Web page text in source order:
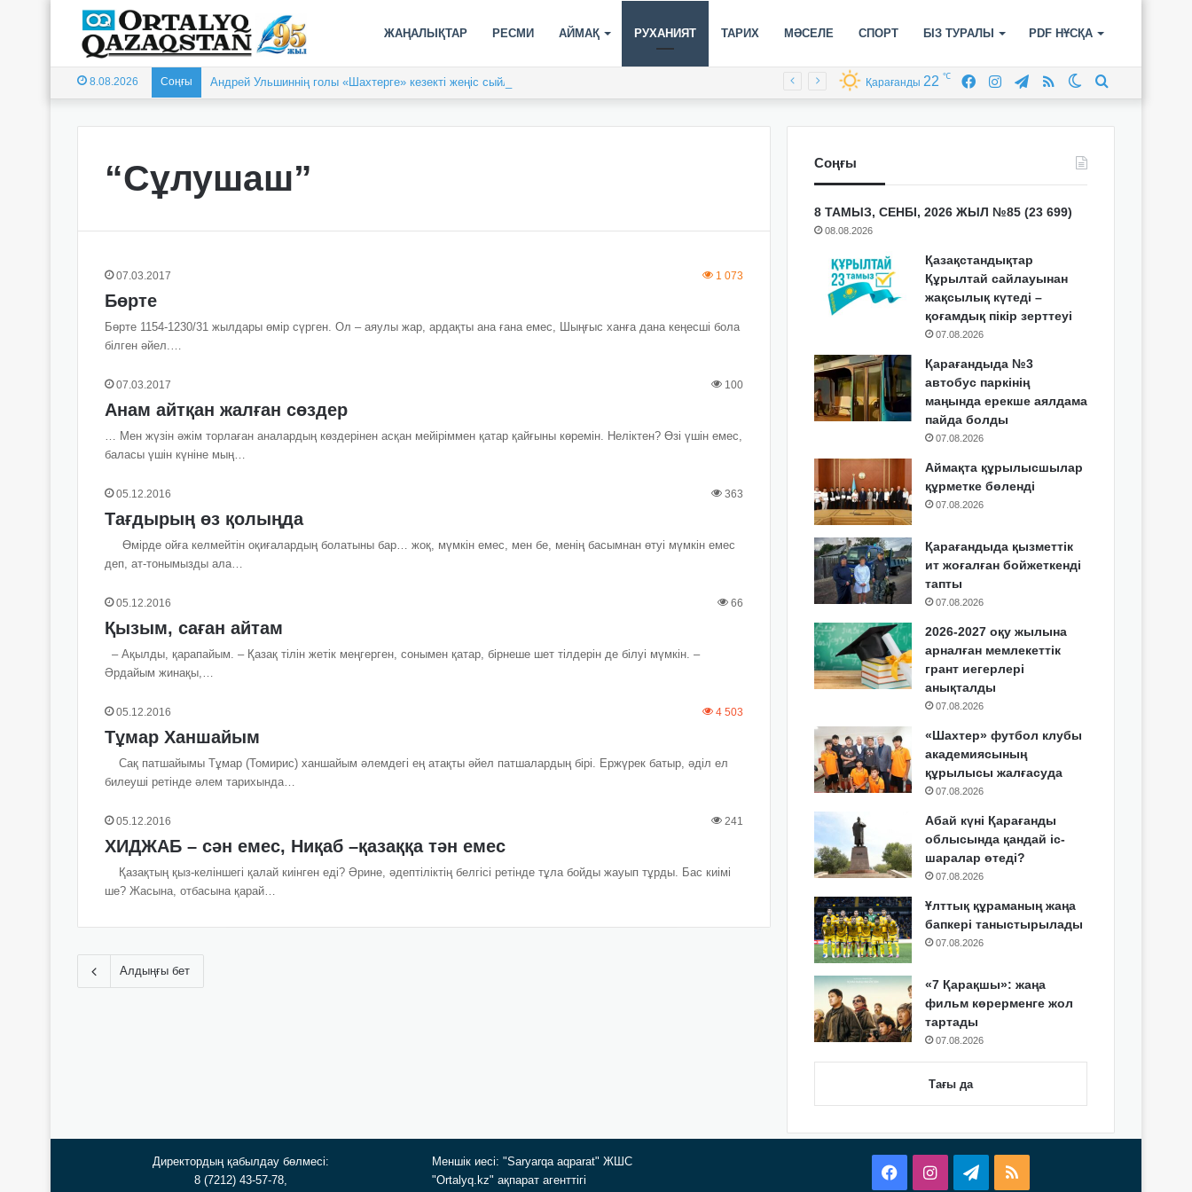
ЖАҢАЛЫҚТАР РЕСМИ АЙМАҚ РУХАНИЯТ ТАРИХ МӘСЕЛЕ СПОРТ БІЗ ТУРАЛЫ PDF НҰСҚА
8.08.2026 Соңғы Андрей Ульшиннің голы «Шахтерге» кезекті жеңіс сыйлады Switch
RSS
Telegram
Instagram
Facebook
Қарағанды 22 ℃
“Сұлушаш”
07.03.2017 1 073
Бөрте
Бөрте 1154-1230/31 жылдары өмір сүрген. Ол – аяулы жар, ардақты ана ғана емес, Шыңғыс ханға дана кеңесші бола
білген әйел.…
07.03.2017 100
Анам айтқан жалған сөздер
… Мен жүзін әжім торлаған аналардың көздерінен асқан мейіріммен қатар қайғыны көремін. Неліктен? Өзі үшін емес,
баласы үшін күніне мың…
05.12.2016 363
Тағдырың өз қолыңда
Өмірде ойға келмейтін оқиғалардың болатыны бар… жоқ, мүмкін емес, мен бе, менің басымнан өтуі мүмкін емес
деп, ат-тонымызды ала…
05.12.2016 66
Қызым, саған айтам
– Ақылды, қарапайым. – Қазақ тілін жетік меңгерген, сонымен қатар, бірнеше шет тілдерін де білуі мүмкін. –
Әрдайым жинақы,…
05.12.2016 4 503
Тұмар Ханшайым
Сақ патшайымы Тұмар (Томирис) ханшайым әлемдегі ең атақты әйел патшалардың бірі. Ержүрек батыр, әділ ел
билеуші ретінде әлем тарихында…
05.12.2016 241
ХИДЖАБ – сән емес, Ниқаб –қазаққа тән емес
Қазақтың қыз-келіншегі қалай киінген еді? Әрине, әдептіліктің белгісі ретінде тұла бойды жауып тұрды. Бас киімі
ше? Жасына, отбасына қарай…
Алдыңғы бет
Соңғы
8 ТАМЫЗ, СЕНБІ, 2026 ЖЫЛ №85 (23 699)
08.08.2026
Қазақстандықтар
Құрылтай сайлауынан
жақсылық күтеді –
қоғамдық пікір зерттеуі
07.08.2026
Қарағандыда №3
автобус паркінің
маңында ерекше аялдама
пайда болды
07.08.2026
Аймақта құрылысшылар
құрметке бөленді
07.08.2026
Қарағандыда қызметтік
ит жоғалған бойжеткенді
тапты
07.08.2026
2026-2027 оқу жылына
арналған мемлекеттік
грант иегерлері
анықталды
07.08.2026
«Шахтер» футбол клубы
академиясының
құрылысы жалғасуда
07.08.2026
Абай күні Қарағанды
облысында қандай іс-
шаралар өтеді?
07.08.2026
Ұлттық құраманың жаңа
бапкері таныстырылады
07.08.2026
«7 Қарақшы»: жаңа
фильм көрерменге жол
тартады
07.08.2026
Тағы да
Директордың қабылдау бөлмесі:
8 (7212) 43-57-78,
Меншік иесі: "Saryarqa aqparat" ЖШС
"Ortalyq.kz" ақпарат агенттігі
FacebookInstagramTelegram
RSS